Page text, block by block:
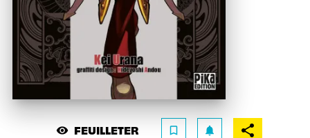
visibility FEUILLETER bookmark_border notifications